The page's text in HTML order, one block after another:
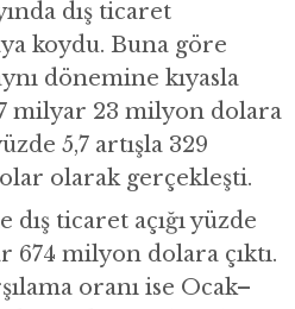
dış ticaret
koydu. Buna göre
dönemine kıyasla
milyar 23 milyon dolara
5,7 artışla 329
olarak gerçekleşti.
ticaret açığı yüzde
674 milyon dolara çıktı.
oranı ise Ocak–